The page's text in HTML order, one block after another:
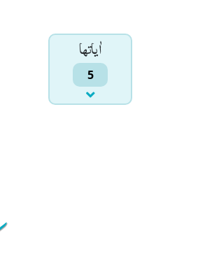
اٰياتها
5